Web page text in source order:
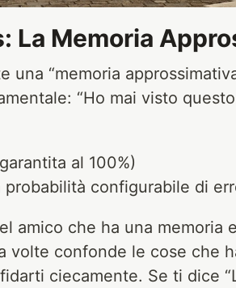
La Memoria
una “memoria
“Ho mai visto
al 100%)
probabilità configurabile di
amico che ha una memoria
volte confonde le cose che
ciecamente. Se ti dice